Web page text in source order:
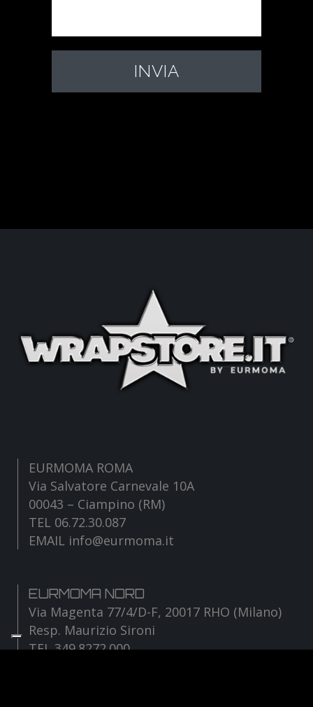
EURMOMA ROMA
Via Salvatore Carnevale 10A
00043 – Ciampino (RM)
TEL 06.72.30.087
EMAIL info@eurmoma.it
EURMOMA NORD
Via Magenta 77/4/D-F, 20017 RHO (Milano)
Resp. Maurizio Sironi
TEL 349.8272.000